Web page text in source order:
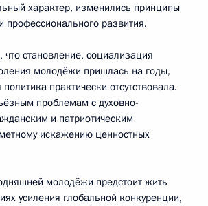
характер, изменились принципы
профессионального развития.
становление, социализация
молодёжи пришлась на годы,
практически отсутствовала.
проблемам с духовно-
и патриотическим
искажению ценностных
молодёжи предстоит жить
усиления глобальной конкуренции,